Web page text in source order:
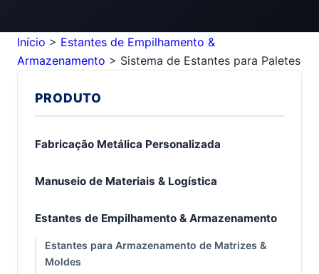
Início > Estantes de Empilhamento &
Armazenamento > Sistema de Estantes para Paletes
PRODUTO
Fabricação Metálica Personalizada
Manuseio de Materiais & Logística
Estantes de Empilhamento & Armazenamento
Estantes para Armazenamento de Matrizes &
Moldes